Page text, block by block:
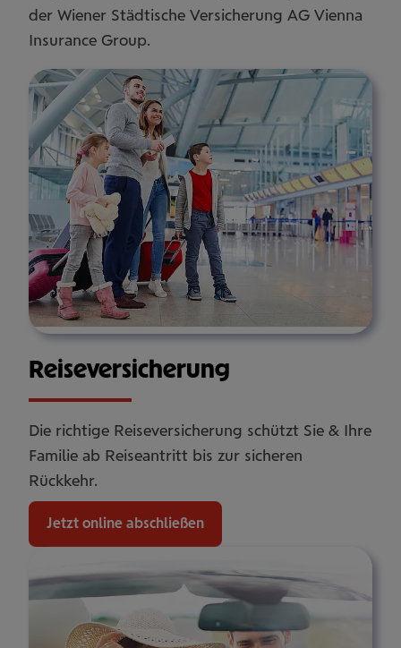
der Wiener Städtische Versicherung AG Vienna
Insurance Group.
Rei­se­ver­si­che­rung
Die richtige Reiseversicherung schützt Sie & Ihre
Familie ab Reiseantritt bis zur sicheren
Rückkehr.
Jetzt online abschließen